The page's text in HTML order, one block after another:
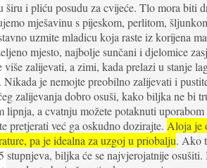
širu i pliću posudu za cvijeće. Tlo mora biti
mješavinu s pijeskom, perlitom,
uzmite mladicu koja raste iz korijena
mjesto, najbolje sunčani i djelomice
više zalijevati, a zimi, kada prelazi u stanje
Nikada je nemojte preobilno zalijevati i
zalijevanja dobro osuši, kako biljka ne bi
lipnja, a cvatnju možete potaknuti
pretjerati već ga oskudno dozirajte. Aloja je
pa je idealna za uzgoj u priobalju. Ako
stupnjeva, biljka će se najvjerojatnije